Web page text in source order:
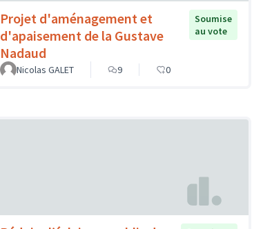
Projet d'aménagement et
d'apaisement de la Gustave
Nadaud
Soumise
au vote
Nicolas GALET 9 0